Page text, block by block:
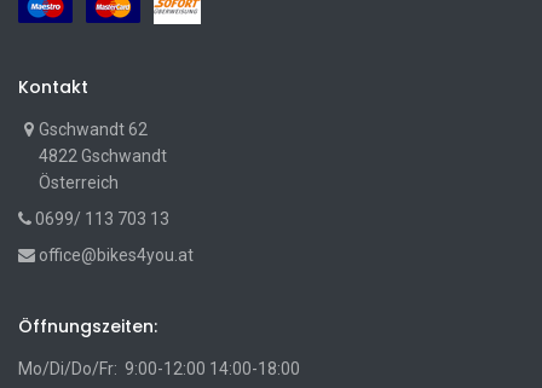
Kontakt
Gschwandt 62
4822 Gschwandt
Österreich
0699/ 113 703 13
office@bikes4you.at
Öffnungszeiten:
Mo/Di/Do/Fr: 9:00-12:00 14:00-18:00